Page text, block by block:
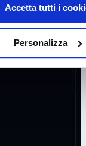
Accetta tutti i
Personalizza